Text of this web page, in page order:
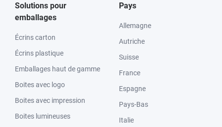
Solutions pour
emballages
Écrins carton
Écrins plastique
Emballages haut de gamme
Boites avec logo
Boites avec impression
Boites lumineuses
Pays
Allemagne
Autriche
Suisse
France
Espagne
Pays-Bas
Italie